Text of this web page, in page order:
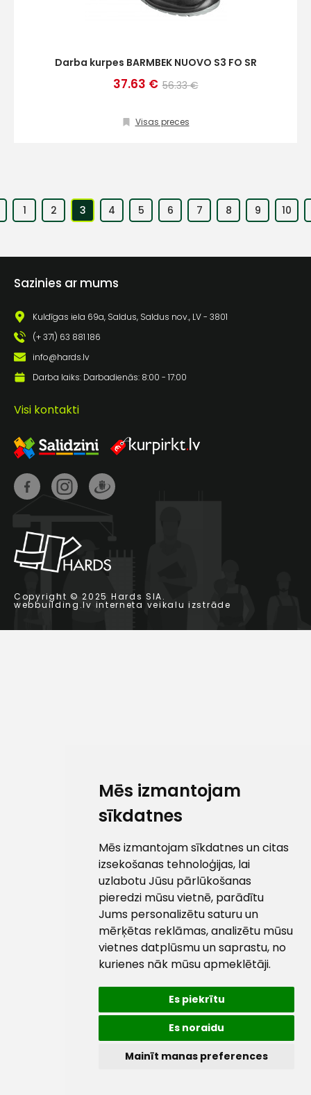
Mēs izmantojam
sīkdatnes
Mēs izmantojam sīkdatnes un citas
izsekošanas tehnoloģijas, lai
uzlabotu Jūsu pārlūkošanas
pieredzi mūsu vietnē, parādītu
Jums personalizētu saturu un
mērķētas reklāmas, analizētu mūsu
vietnes datplūsmu un saprastu, no
kurienes nāk mūsu apmeklētāji.
Es piekrītu
Es noraidu
Mainīt manas preferences
Darba kurpes BARMBEK NUOVO S3 FO SR
37.63 € 56.33 €
Visas preces
1 2 3 4 5 6 7 8 9 10
Copyright © 2025 Hards SIA.
webbuilding.lv interneta veikalu izstrāde
Sazinies ar mums
Kuldīgas iela 69a, Saldus, Saldus nov., LV - 3801
(+ 371) 63 881 186
info@hards.lv
Darba laiks: Darbadienās: 8:00 - 17:00
Visi kontakti